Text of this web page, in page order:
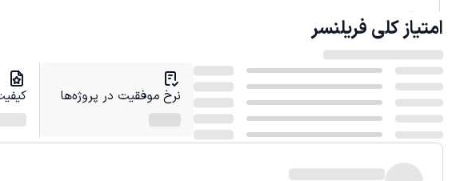
امتیاز کلی فریلنسر
نرخ موفقیت در پروژه‌ها